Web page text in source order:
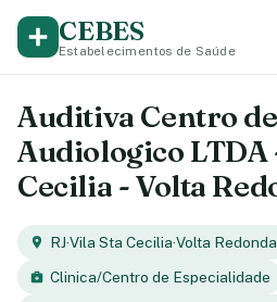
CEBES
Estabelecimentos de Saúde
Auditiva Centro
Audiologico LTDA
Cecilia - Volta
RJ·Vila Sta Cecilia·Volta Redonda
Clinica/Centro de Especialidade